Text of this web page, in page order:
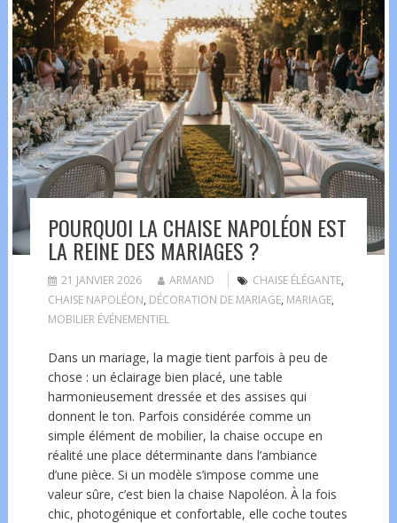
POURQUOI LA CHAISE NAPOLÉON EST
LA REINE DES MARIAGES ?
21 JANVIER 2026 ARMAND CHAISE ÉLÉGANTE,
CHAISE NAPOLÉON, DÉCORATION DE MARIAGE, MARIAGE,
MOBILIER ÉVÉNEMENTIEL
Dans un mariage, la magie tient parfois à peu de
chose : un éclairage bien placé, une table
harmonieusement dressée et des assises qui
donnent le ton. Parfois considérée comme un
simple élément de mobilier, la chaise occupe en
réalité une place déterminante dans l’ambiance
d’une pièce. Si un modèle s’impose comme une
valeur sûre, c’est bien la chaise Napoléon. À la fois
chic, photogénique et confortable, elle coche toutes